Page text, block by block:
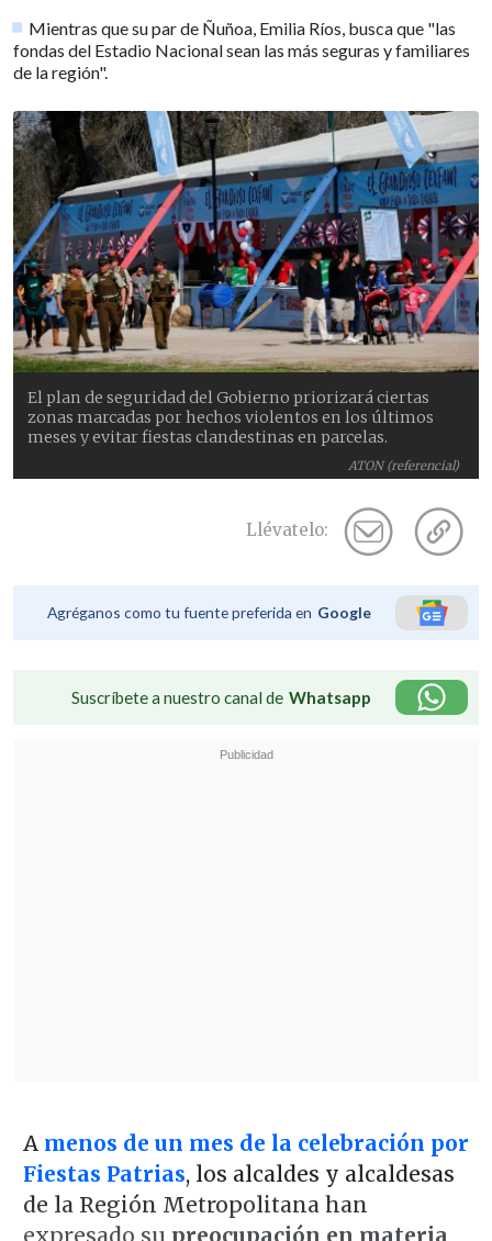
Mientras que su par de Ñuñoa, Emilia Ríos, busca que "las
fondas del Estadio Nacional sean las más seguras y familiares
de la región".
ATON (referencial)
El plan de seguridad del Gobierno priorizará ciertas
zonas marcadas por hechos violentos en los últimos
meses y evitar fiestas clandestinas en parcelas.
Llévatelo:
Agréganos como tu fuente preferida en Google
Suscríbete a nuestro canal de Whatsapp
A menos de un mes de la celebración por
Fiestas Patrias, los alcaldes y alcaldesas
de la Región Metropolitana han
expresado su preocupación en materia